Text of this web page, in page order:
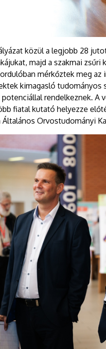
közül a legjobb 28
majd a szakmai
mérkőztek meg az
kimagasló tudományos
rendelkeznek. A
fiatal kutató helyezze
Orvostudományi